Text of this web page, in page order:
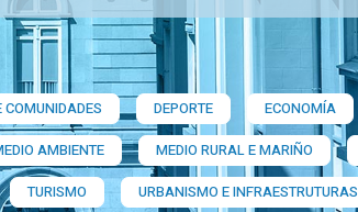
DEPORTE ECONOMÍA
AMBIENTE MEDIO RURAL E MARIÑO
TURISMO URBANISMO E INFRAESTRUTURAS